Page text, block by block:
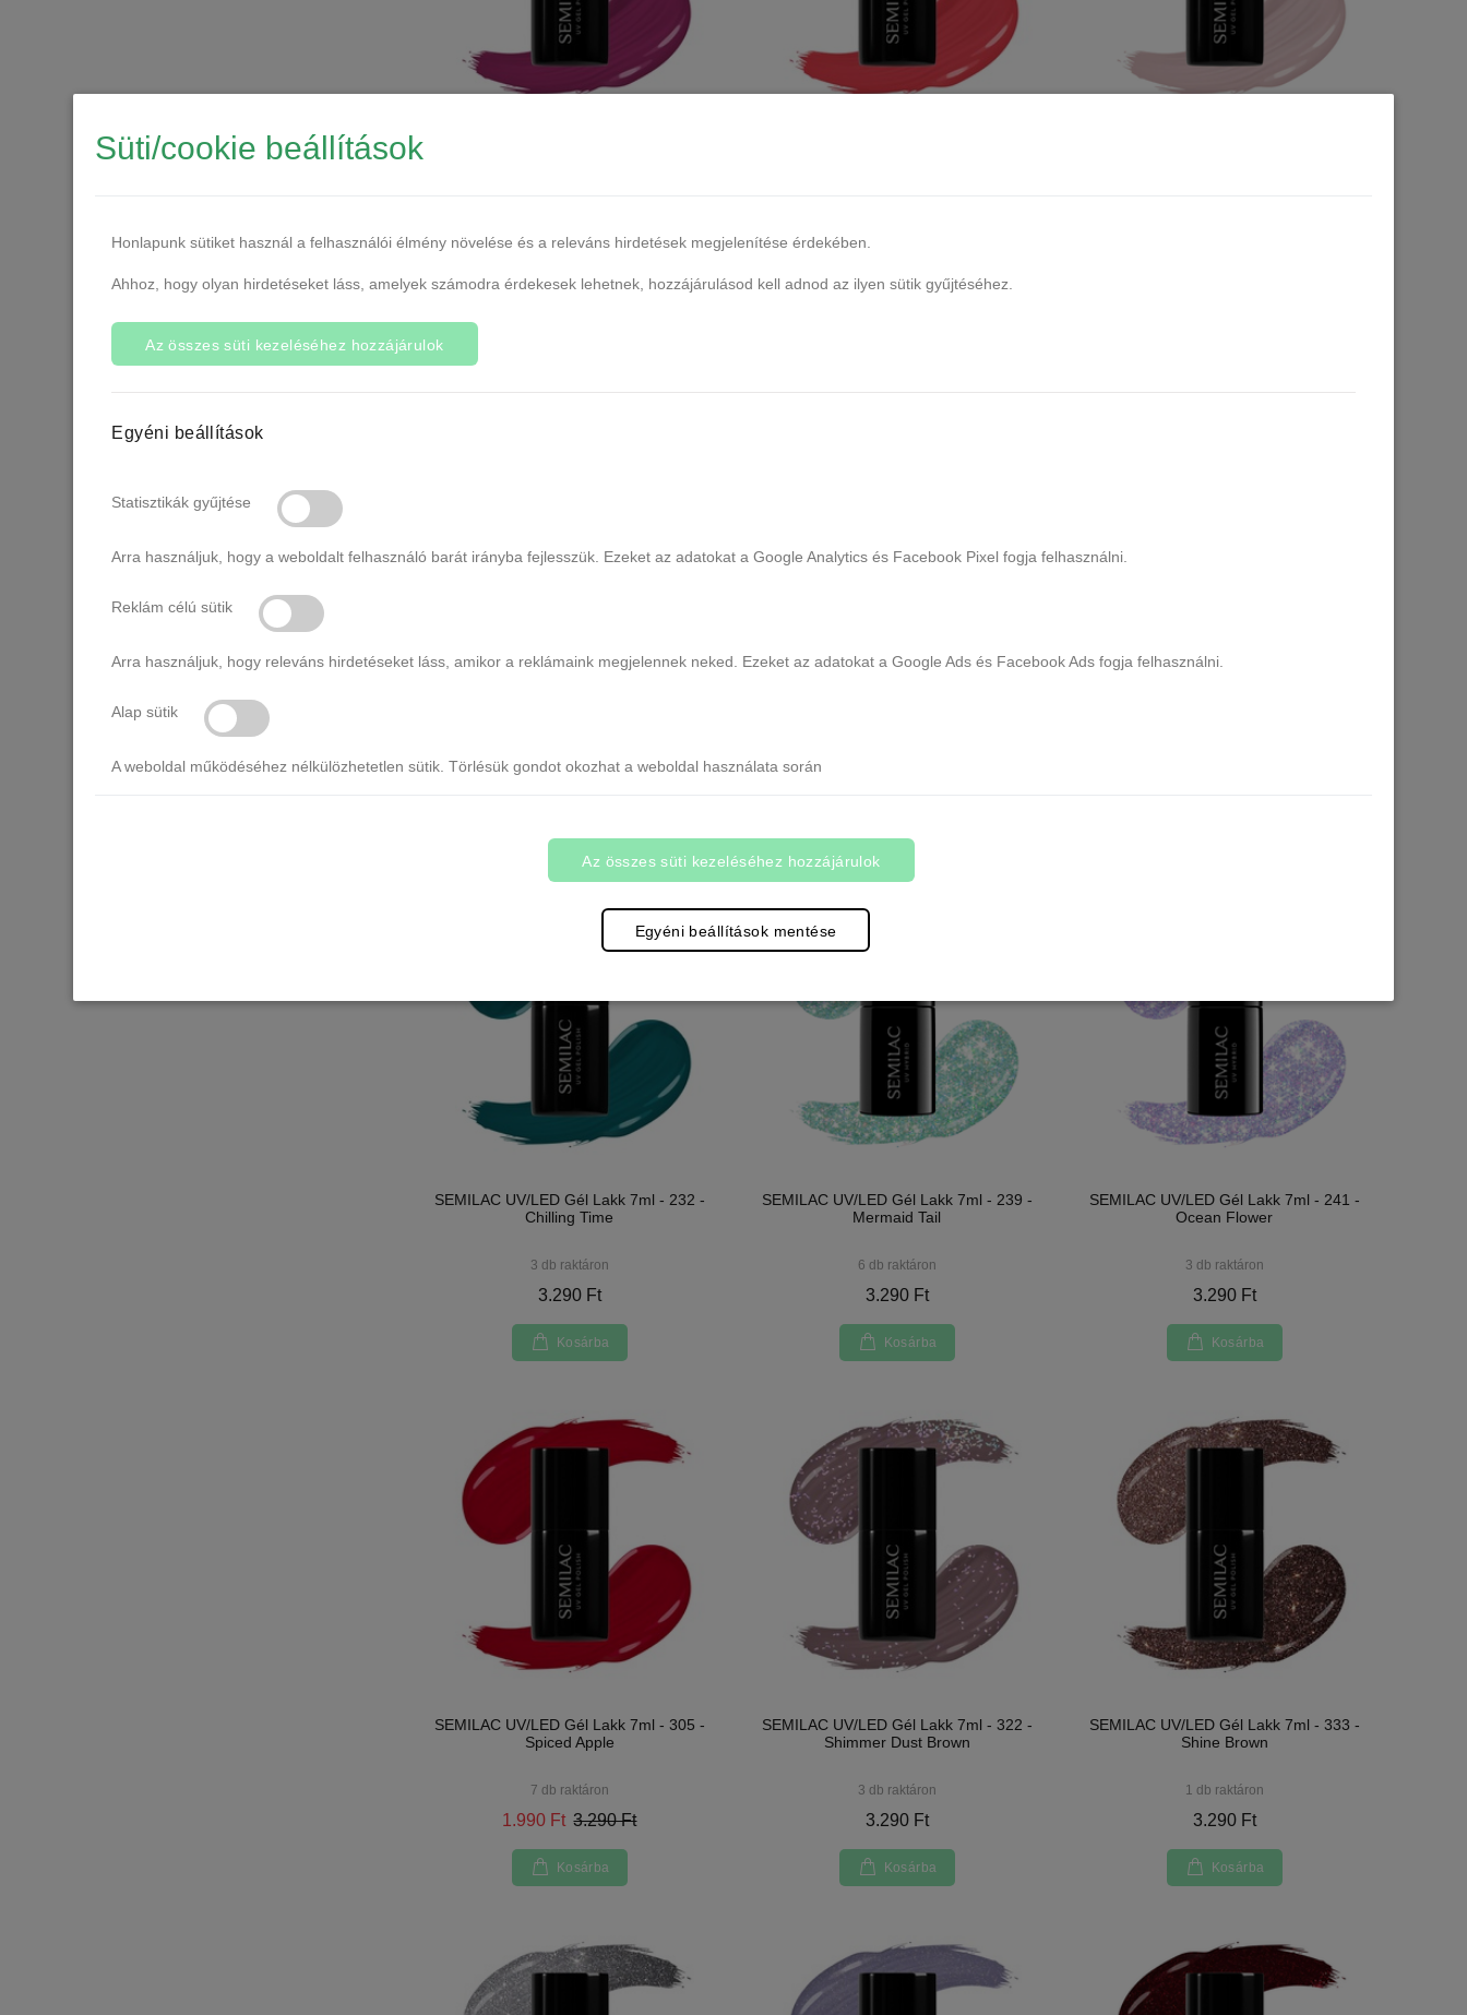
3.290 Ft
Kosárba
3.290 Ft
Kosárba
SEMILAC UV/LED Gél Lakk 7ml - 148 -
3.290 Ft
SEMILAC UV/LED Gél Lakk 7ml - 181 -
SEMILAC UV/LED Gél Lakk 7ml - 203 -
SEMILAC UV/LED Gél Lakk 7ml - 232 -
Chilling Time
3 db raktáron
3.290 Ft
Kosárba
SEMILAC UV/LED Gél Lakk 7ml - 239 -
Mermaid Tail
6 db raktáron
3.290 Ft
Kosárba
SEMILAC UV/LED Gél Lakk 7ml - 241 -
Ocean Flower
3 db raktáron
3.290 Ft
Kosárba
SEMILAC UV/LED Gél Lakk 7ml - 305 -
Spiced Apple
7 db raktáron
1.990 Ft 3.290 Ft
Kosárba
SEMILAC UV/LED Gél Lakk 7ml - 322 -
Shimmer Dust Brown
3 db raktáron
3.290 Ft
Kosárba
SEMILAC UV/LED Gél Lakk 7ml - 333 -
Shine Brown
1 db raktáron
3.290 Ft
Kosárba
Süti/cookie beállítások
Honlapunk sütiket használ a felhasználói élmény növelése és a releváns hirdetések megjelenítése érdekében.
Ahhoz, hogy olyan hirdetéseket láss, amelyek számodra érdekesek lehetnek, hozzájárulásod kell adnod az ilyen sütik gyűjtéséhez.
Az összes süti kezeléséhez hozzájárulok
Egyéni beállítások
Statisztikák gyűjtése
Arra használjuk, hogy a weboldalt felhasználó barát irányba fejlesszük. Ezeket az adatokat a Google Analytics és Facebook Pixel fogja felhasználni.
Reklám célú sütik
Arra használjuk, hogy releváns hirdetéseket láss, amikor a reklámaink megjelennek neked. Ezeket az adatokat a Google Ads és Facebook Ads fogja felhasználni.
Alap sütik
A weboldal működéséhez nélkülözhetetlen sütik. Törlésük gondot okozhat a weboldal használata során
Az összes süti kezeléséhez hozzájárulok
Egyéni beállítások mentése